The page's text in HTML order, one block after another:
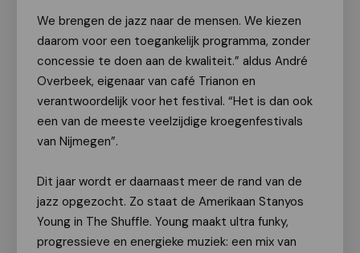
We brengen de jazz naar de mensen. We kiezen
daarom voor een toegankelijk programma, zonder
concessie te doen aan de kwaliteit.” aldus André
Overbeek, eigenaar van café Trianon en
verantwoordelijk voor het festival. “Het is dan ook
een van de meeste veelzijdige kroegenfestivals
van Nijmegen”.
Dit jaar wordt er daarnaast meer de rand van de
jazz opgezocht. Zo staat de Amerikaan Stanyos
Young in The Shuffle. Young maakt ultra funky,
progressieve en energieke muziek: een mix van